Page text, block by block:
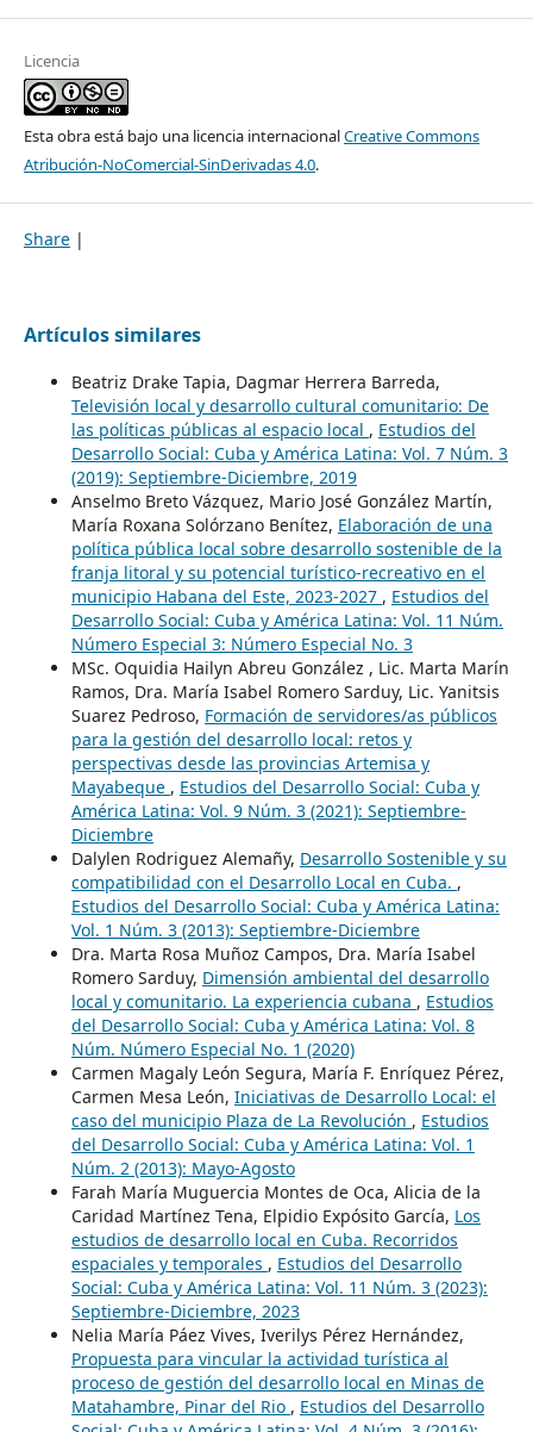
Licencia
Esta obra está bajo una licencia internacionalCreative Commons
Atribución-NoComercial-SinDerivadas 4.0.
Share |
Artículos similares
Beatriz Drake Tapia, Dagmar Herrera Barreda,
Televisión local y desarrollo cultural comunitario: De
las políticas públicas al espacio local , Estudios del
Desarrollo Social: Cuba y América Latina: Vol. 7 Núm. 3
(2019): Septiembre-Diciembre, 2019
Anselmo Breto Vázquez, Mario José González Martín,
María Roxana Solórzano Benítez, Elaboración de una
política pública local sobre desarrollo sostenible de la
franja litoral y su potencial turístico-recreativo en el
municipio Habana del Este, 2023-2027 , Estudios del
Desarrollo Social: Cuba y América Latina: Vol. 11 Núm.
Número Especial 3: Número Especial No. 3
MSc. Oquidia Hailyn Abreu González , Lic. Marta Marín
Ramos, Dra. María Isabel Romero Sarduy, Lic. Yanitsis
Suarez Pedroso, Formación de servidores/as públicos
para la gestión del desarrollo local: retos y
perspectivas desde las provincias Artemisa y
Mayabeque , Estudios del Desarrollo Social: Cuba y
América Latina: Vol. 9 Núm. 3 (2021): Septiembre-
Diciembre
Dalylen Rodriguez Alemañy, Desarrollo Sostenible y su
compatibilidad con el Desarrollo Local en Cuba. ,
Estudios del Desarrollo Social: Cuba y América Latina:
Vol. 1 Núm. 3 (2013): Septiembre-Diciembre
Dra. Marta Rosa Muñoz Campos, Dra. María Isabel
Romero Sarduy, Dimensión ambiental del desarrollo
local y comunitario. La experiencia cubana , Estudios
del Desarrollo Social: Cuba y América Latina: Vol. 8
Núm. Número Especial No. 1 (2020)
Carmen Magaly León Segura, María F. Enríquez Pérez,
Carmen Mesa León, Iniciativas de Desarrollo Local: el
caso del municipio Plaza de La Revolución , Estudios
del Desarrollo Social: Cuba y América Latina: Vol. 1
Núm. 2 (2013): Mayo-Agosto
Farah María Muguercia Montes de Oca, Alicia de la
Caridad Martínez Tena, Elpidio Expósito García, Los
estudios de desarrollo local en Cuba. Recorridos
espaciales y temporales , Estudios del Desarrollo
Social: Cuba y América Latina: Vol. 11 Núm. 3 (2023):
Septiembre-Diciembre, 2023
Nelia María Páez Vives, Iverilys Pérez Hernández,
Propuesta para vincular la actividad turística al
proceso de gestión del desarrollo local en Minas de
Matahambre, Pinar del Rio , Estudios del Desarrollo